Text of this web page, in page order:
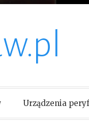
Urządzenia